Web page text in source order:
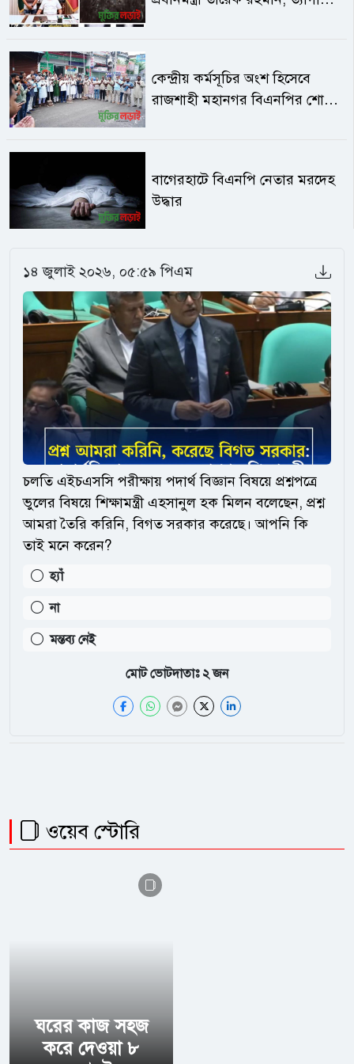
যোগদান ঘিরে উত্তাল দেবিদ্বার
কেন্দ্রীয় কর্মসূচির অংশ হিসেবে
রাজশাহী মহানগর বিএনপির শোক
বাগেরহাটে বিএনপি নেতার মরদেহ
উদ্ধার
১৪ জুলাই ২০২৬, ০৫:৫৯ পিএম
চলতি এইচএসসি পরীক্ষায় পদার্থ বিজ্ঞান বিষয়ে প্রশ্নপত্রে
ভুলের বিষয়ে শিক্ষামন্ত্রী এহসানুল হক মিলন বলেছেন, প্রশ্ন
আমরা তৈরি করিনি, বিগত সরকার করেছে। আপনি কি
তাই মনে করেন?
হ্যাঁ
না
মন্তব্য নেই
মোট ভোটদাতাঃ ২জন
ওয়েব স্টোরি
ঘরের কাজ সহজ
করে দেওয়া ৮